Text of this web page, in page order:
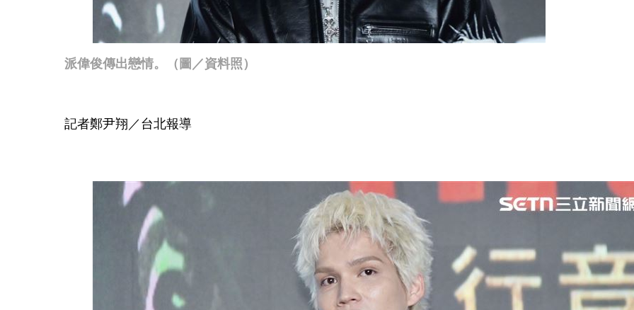
派偉俊傳出戀情。（圖／資料照）
記者鄭尹翔／台北報導